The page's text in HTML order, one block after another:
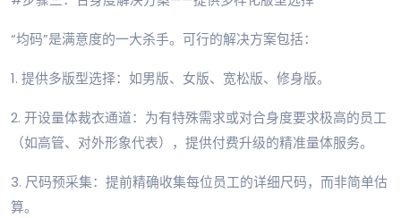
“均码”是满意度的一大杀手。可行的解决方案包括：
1. 提供多版型选择：如男版、女版、宽松版、修身版。
2. 开设量体裁衣通道：为有特殊需求或对合身度要求极高的员工
（如高管、对外形象代表），提供付费升级的精准量体服务。
3. 尺码预采集：提前精确收集每位员工的详细尺码，而非简单估
算。